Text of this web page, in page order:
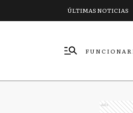
ÚLTIMAS NOTICIAS
Ads